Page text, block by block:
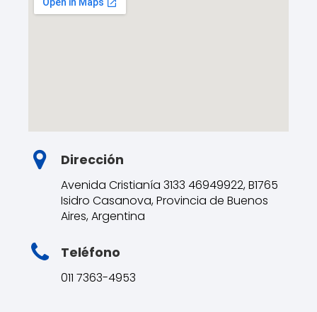
Dirección
Avenida Cristianía 3133 46949922, B1765
Isidro Casanova, Provincia de Buenos
Aires, Argentina
Teléfono
011 7363-4953